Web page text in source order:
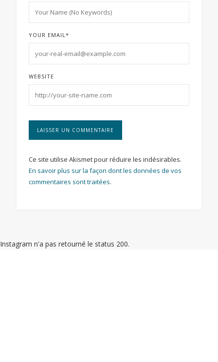
YOUR EMAIL*
WEBSITE
Ce site utilise Akismet pour réduire les indésirables.
En savoir plus sur la façon dont les données de vos
commentaires sont traitées.
Instagram n'a pas retourné le status 200.